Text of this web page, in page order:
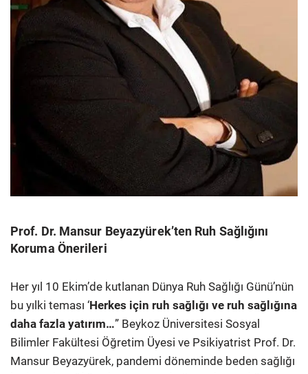
Prof. Dr. Mansur Beyazyürek’ten Ruh Sağlığını
Koruma Önerileri
Her yıl 10 Ekim’de kutlanan Dünya Ruh Sağlığı Günü’nün
bu yılki teması ‘Herkes için ruh sağlığı ve ruh sağlığına
daha fazla yatırım…” Beykoz Üniversitesi Sosyal
Bilimler Fakültesi Öğretim Üyesi ve Psikiyatrist Prof. Dr.
Mansur Beyazyürek, pandemi döneminde beden sağlığı